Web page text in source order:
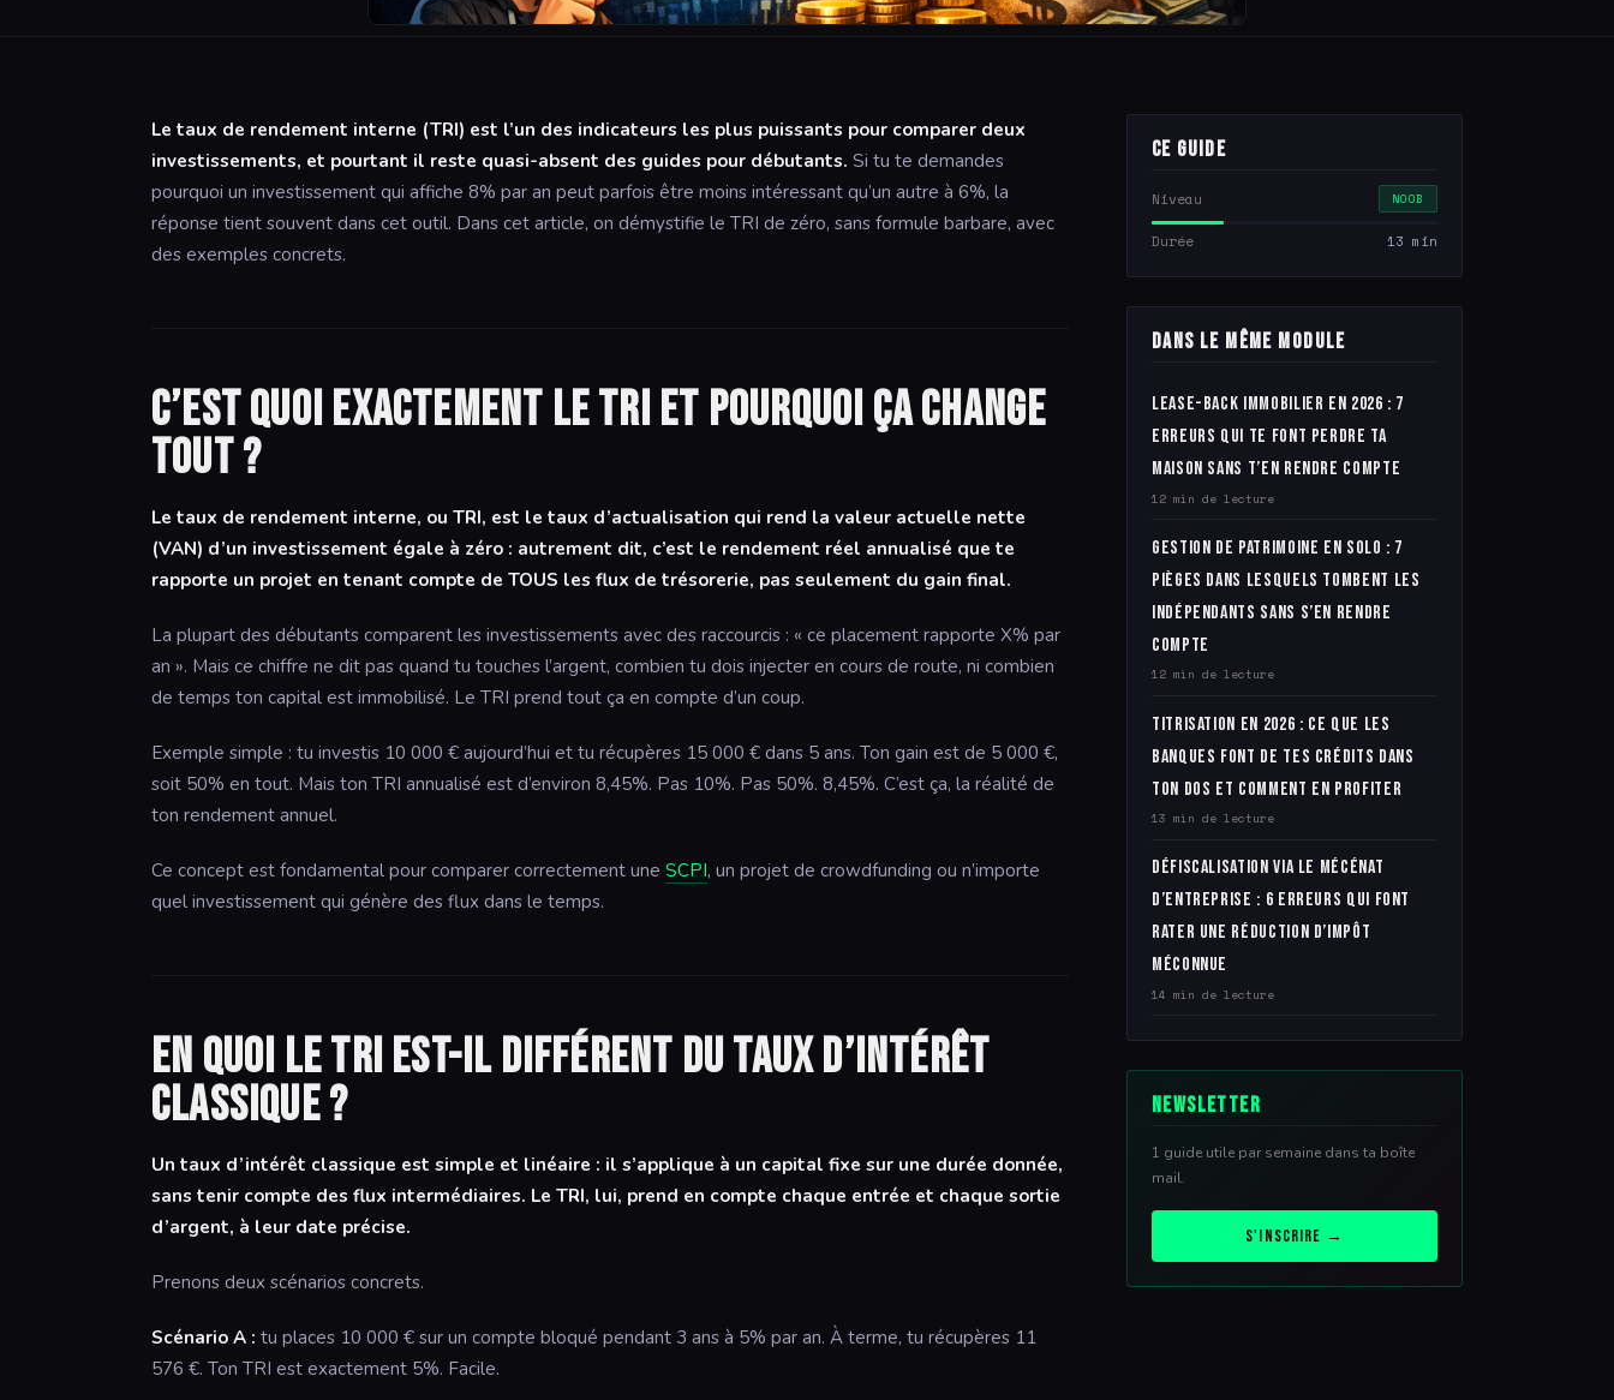
Le taux de rendement interne (TRI) est l’un des indicateurs les plus puissants pour comparer deux
investissements, et pourtant il reste quasi-absent des guides pour débutants. Si tu te demandes
pourquoi un investissement qui affiche 8% par an peut parfois être moins intéressant qu’un autre à 6%, la
réponse tient souvent dans cet outil. Dans cet article, on démystifie le TRI de zéro, sans formule barbare, avec
des exemples concrets.
C’est quoi exactement le TRI et pourquoi ça change
tout ?
Le taux de rendement interne, ou TRI, est le taux d’actualisation qui rend la valeur actuelle nette
(VAN) d’un investissement égale à zéro : autrement dit, c’est le rendement réel annualisé que te
rapporte un projet en tenant compte de TOUS les flux de trésorerie, pas seulement du gain final.
La plupart des débutants comparent les investissements avec des raccourcis : « ce placement rapporte X% par
an ». Mais ce chiffre ne dit pas quand tu touches l’argent, combien tu dois injecter en cours de route, ni combien
de temps ton capital est immobilisé. Le TRI prend tout ça en compte d’un coup.
Exemple simple : tu investis 10 000 € aujourd’hui et tu récupères 15 000 € dans 5 ans. Ton gain est de 5 000 €,
soit 50% en tout. Mais ton TRI annualisé est d’environ 8,45%. Pas 10%. Pas 50%. 8,45%. C’est ça, la réalité de
ton rendement annuel.
Ce concept est fondamental pour comparer correctement une SCPI, un projet de crowdfunding ou n’importe
quel investissement qui génère des flux dans le temps.
En quoi le TRI est-il différent du taux d’intérêt
classique ?
Un taux d’intérêt classique est simple et linéaire : il s’applique à un capital fixe sur une durée donnée,
sans tenir compte des flux intermédiaires. Le TRI, lui, prend en compte chaque entrée et chaque sortie
d’argent, à leur date précise.
Prenons deux scénarios concrets.
Scénario A : tu places 10 000 € sur un compte bloqué pendant 3 ans à 5% par an. À terme, tu récupères 11
576 €. Ton TRI est exactement 5%. Facile.
Ce guide
Niveau NOOB
Durée 13 min
Dans le même module
Lease-back immobilier en 2026 : 7
erreurs qui te font perdre ta
maison sans t’en rendre compte
12 min de lecture
Gestion de patrimoine en solo : 7
pièges dans lesquels tombent les
indépendants sans s’en rendre
compte
12 min de lecture
Titrisation en 2026 : ce que les
banques font de tes crédits dans
ton dos et comment en profiter
13 min de lecture
Défiscalisation via le mécénat
d’entreprise : 6 erreurs qui font
rater une réduction d’impôt
méconnue
14 min de lecture
Newsletter
1 guide utile par semaine dans ta boîte
mail.
S'inscrire →